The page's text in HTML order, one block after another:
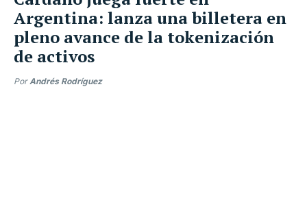
Argentina: lanza una billetera en
pleno avance de la tokenización
de activos
PorAndrés Rodríguez